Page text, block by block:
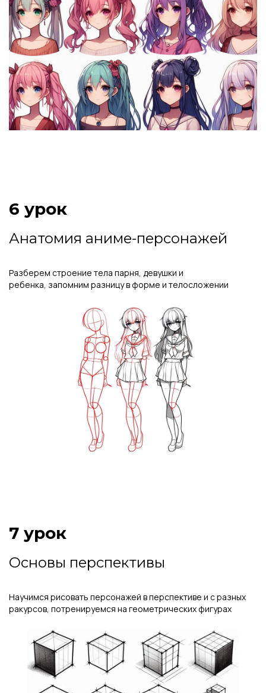
6 урок
Анатомия аниме-персонажей
Разберем строение тела парня, девушки и
ребенка, запомним разницу в форме и телосложении
7 урок
Основы перспективы
Научимся рисовать персонажей в перспективе и с разных
ракурсов, потренируемся на геометрических фигурах